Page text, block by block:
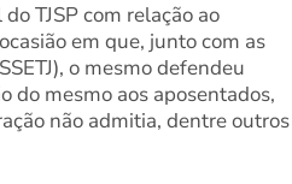
TJSP com relação ao
em que, junto com as
o mesmo defendeu
do mesmo aos aposentados,
não admitia, dentre outros